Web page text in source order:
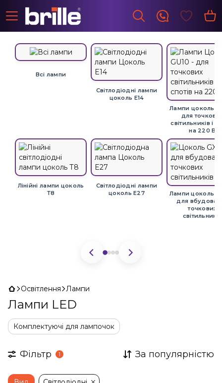
Всі лампи
Лінійні лампи цоколь
Т8
Світлодіодні лампи
цоколь E14
Світлодіодні лампи
цоколь E27
Лампи цоколь
для
світильників і
на 220 В
Лампи цоколь
для
точкових
світильників
Освітлення Лампи
Лампи LED
Комплектуючі для лампочок
Фільтр 1 За популярністю